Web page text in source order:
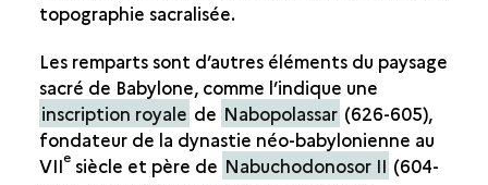
topographie sacralisée.
Les remparts sont d’autres éléments du paysage
sacré de Babylone, comme l’indique une
inscription royale de Nabopolassar (626-605),
fondateur de la dynastie néo-babylonienne au
VIIesiècle et père de Nabuchodonosor II (604-